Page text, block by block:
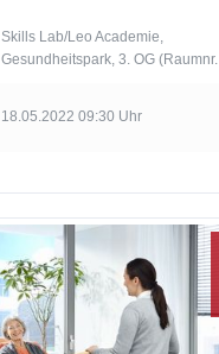
Skills Lab/Leo Academie,
Gesundheitspark, 3. OG
18.05.2022 09:30 Uhr